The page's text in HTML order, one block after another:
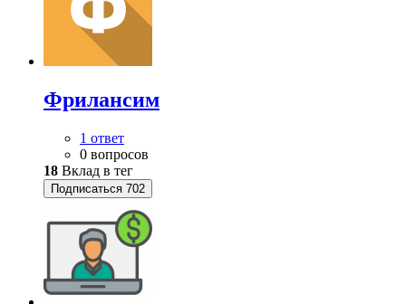
Фрилансим
1 ответ
0 вопросов
18 Вклад в тег
Подписаться 702